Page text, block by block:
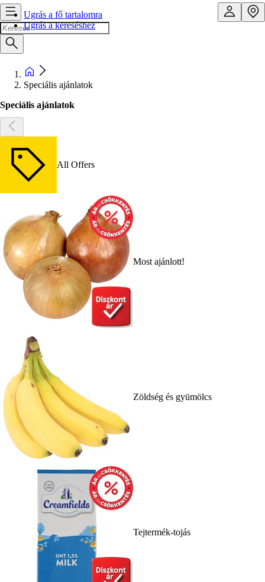
Ugrás a fő tartalomra
Ugrás a kereséshez
Speciális ajánlatok
Speciális ajánlatok
All Offers
Most ajánlott!
Zöldség és gyümölcs
Tejtermék-tojás